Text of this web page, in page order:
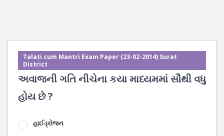
Talati cum Mantri Exam Paper (23-02-2014) Surat
District
અવાજની ગતિ નીચેના કયા માધ્યમમાં સૌથી વધુ
હોય છે ?
હાઈડ્રોજન